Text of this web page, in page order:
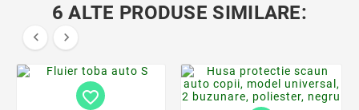
6 ALTE PRODUSE SIMILARE:
 
favorite_border